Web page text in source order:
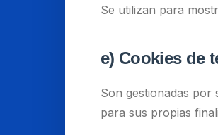
Se utilizan para
e) Cookies de
Son gestionadas por
para sus propias